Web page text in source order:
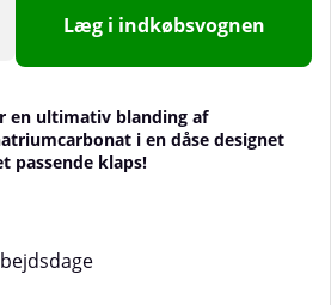
Læg i indkøbsvognen
en ultimativ blanding af
i en dåse designet
passende klaps!